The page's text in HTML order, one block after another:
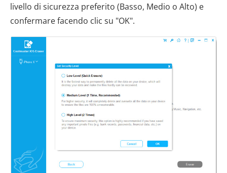
livello di sicurezza preferito (Basso, Medio o Alto) e
confermare facendo clic su "OK".